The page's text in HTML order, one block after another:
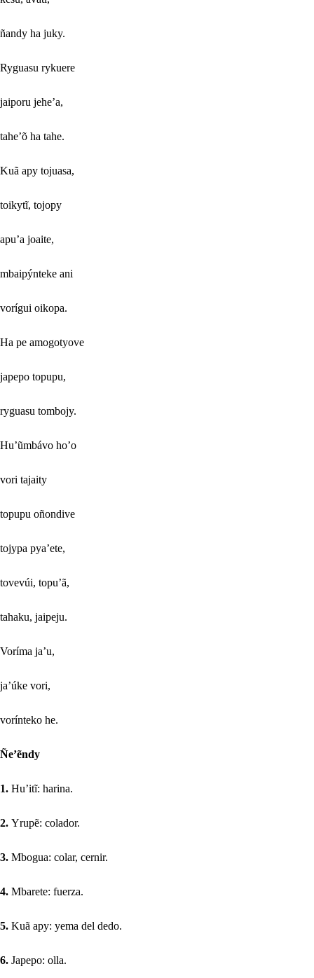
ñandy ha juky.
Ryguasu rykuere
jaiporu jehe’a,
tahe’õ ha tahe.
Kuã apy tojuasa,
toikytĩ, tojopy
apu’a joaite,
mbaipýnteke ani
vorígui oikopa.
Ha pe amogotyove
japepo topupu,
ryguasu tombojy.
Hu’ũmbávo ho’o
vori tajaity
topupu oñondive
tojypa pya’ete,
tovevúi, topu’ã,
tahaku, jaipeju.
Voríma ja’u,
ja’úke vori,
vorínteko he.
Ñe’ẽndy
1. Hu’itĩ: harina.
2. Yrupẽ: colador.
3. Mbogua: colar, cernir.
4. Mbarete: fuerza.
5. Kuã apy: yema del dedo.
6. Japepo: olla.